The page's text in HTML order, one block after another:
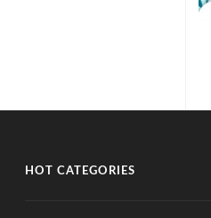
HOT CATEGORIES